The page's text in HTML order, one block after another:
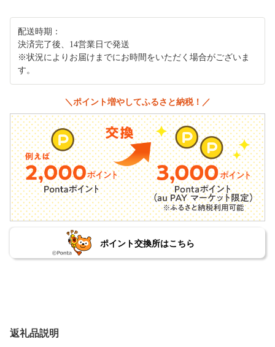
配送時期：
決済完了後、14営業日で発送
※状況によりお届けまでにお時間をいただく場合がございま
す。
＼ポイント増やしてふるさと納税！／
ポイント交換所はこちら
返礼品説明